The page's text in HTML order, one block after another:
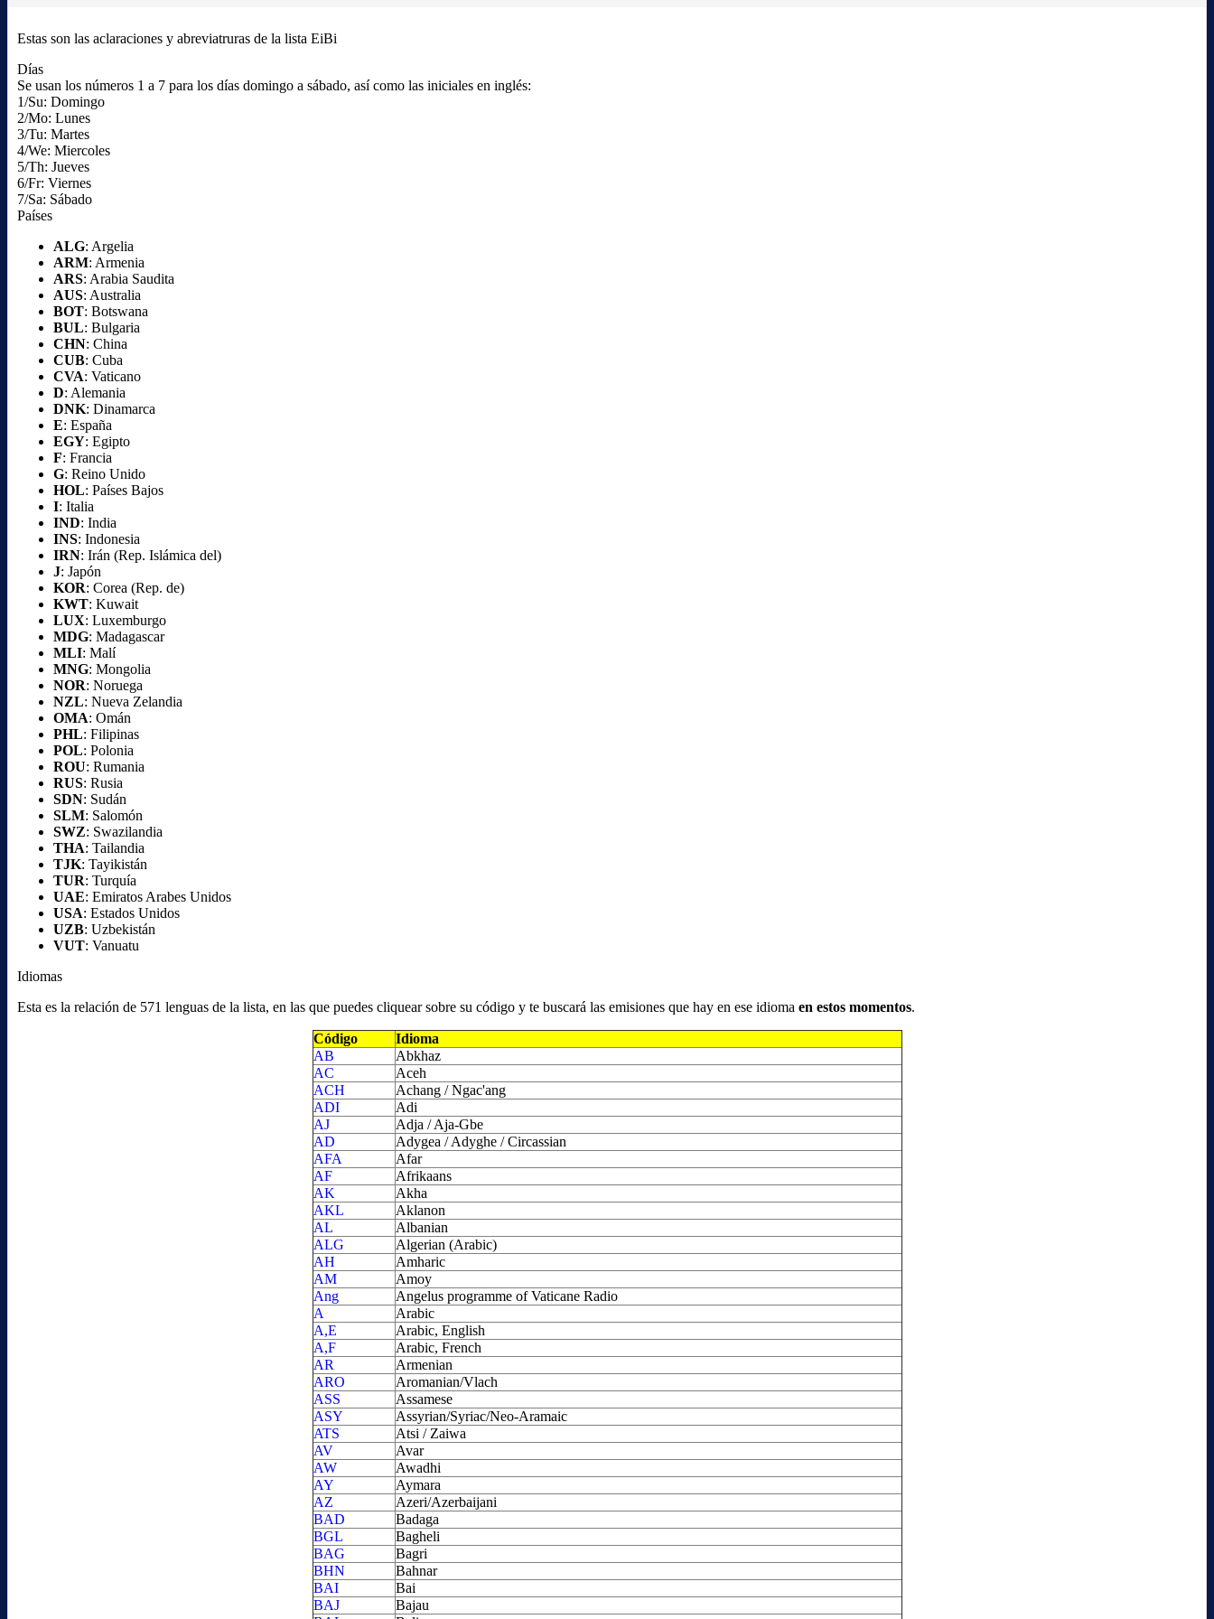
Estas son las aclaraciones y abreviatruras de la lista EiBi
Días
Se usan los números 1 a 7 para los días domingo a sábado, así como las iniciales en inglés:
1/Su: Domingo
2/Mo: Lunes
3/Tu: Martes
4/We: Miercoles
5/Th: Jueves
6/Fr: Viernes
7/Sa: Sábado
Países
ALG: Argelia
ARM: Armenia
ARS: Arabia Saudita
AUS: Australia
BOT: Botswana
BUL: Bulgaria
CHN: China
CUB: Cuba
CVA: Vaticano
D: Alemania
DNK: Dinamarca
E: España
EGY: Egipto
F: Francia
G: Reino Unido
HOL: Países Bajos
I: Italia
IND: India
INS: Indonesia
IRN: Irán (Rep. Islámica del)
J: Japón
KOR: Corea (Rep. de)
KWT: Kuwait
LUX: Luxemburgo
MDG: Madagascar
MLI: Malí
MNG: Mongolia
NOR: Noruega
NZL: Nueva Zelandia
OMA: Omán
PHL: Filipinas
POL: Polonia
ROU: Rumania
RUS: Rusia
SDN: Sudán
SLM: Salomón
SWZ: Swazilandia
THA: Tailandia
TJK: Tayikistán
TUR: Turquía
UAE: Emiratos Arabes Unidos
USA: Estados Unidos
UZB: Uzbekistán
VUT: Vanuatu
Idiomas
Esta es la relación de 571 lenguas de la lista, en las que puedes cliquear sobre su código y te buscará las emisiones que hay en ese idioma en estos momentos.
Código
Idioma
AB
Abkhaz
AC
Aceh
ACH
Achang / Ngac'ang
ADI
Adi
AJ
Adja / Aja-Gbe
AD
Adygea / Adyghe / Circassian
AFA
Afar
AF
Afrikaans
AK
Akha
AKL
Aklanon
AL
Albanian
ALG
Algerian (Arabic)
AH
Amharic
AM
Amoy
Ang
Angelus programme of Vaticane Radio
A
Arabic
A,E
Arabic, English
A,F
Arabic, French
AR
Armenian
ARO
Aromanian/Vlach
ASS
Assamese
ASY
Assyrian/Syriac/Neo-Aramaic
ATS
Atsi / Zaiwa
AV
Avar
AW
Awadhi
AY
Aymara
AZ
Azeri/Azerbaijani
BAD
Badaga
BGL
Bagheli
BAG
Bagri
BHN
Bahnar
BAI
Bai
BAJ
Bajau